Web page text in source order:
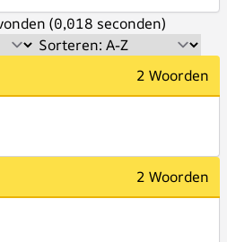
(0,018 seconden)
2 Woorden
2 Woorden